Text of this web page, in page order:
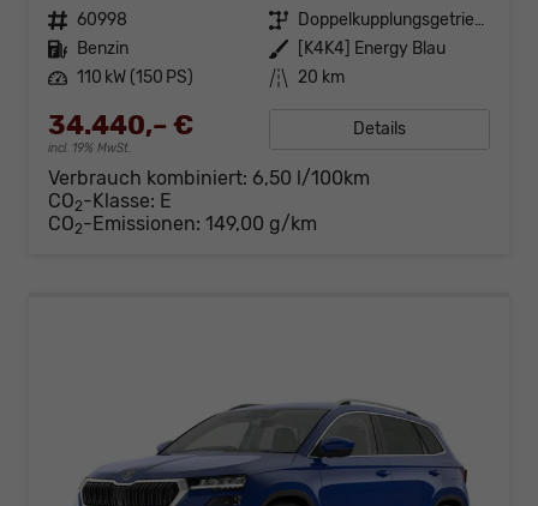
Fahrzeugnr. 60998 Getriebe
Doppelkupplungsgetriebe (DSG)
Kraftstoff Benzin Außenfarbe
[K4K4] Energy Blau
Leistung 110 kW (150 PS) Kilometerstand 20 km
34.440,– €
incl. 19% MwSt.
Details
Verbrauch kombiniert: 6,50 l/100km
CO2-Klasse: E
CO2-Emissionen: 149,00 g/km